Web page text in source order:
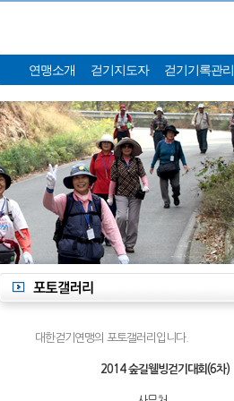
연맹소개 걷기지도자 걷기기록관리
대한걷기연맹의 포토갤러리입니다.
2014 숲길웰빙걷기대회(6차)